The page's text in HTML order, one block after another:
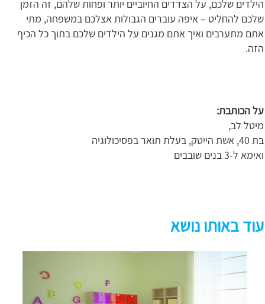
הילדים שלכם, על הצדדים החיוביים יותר ופחות שלהם, זה הזמן
שלכם להחליט – איפה עוברים הגבולות אצלכם במשפחה, מתי
אתם מתערבים ואיך אתם מגנים על הילדים שלכם בתוך כל הכיף
הזה.
על הכותבת:
מיטל לב,
בת 40, אשת הייטק, בעלת תואר בפסיכולוגיה
ואימא ל-3 בנים שובבים
עוד באותו נושא